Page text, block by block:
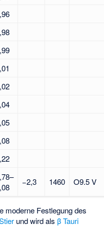
−2,3 1460 O9.5 V
moderne Festlegung des
und wird als β Tauri